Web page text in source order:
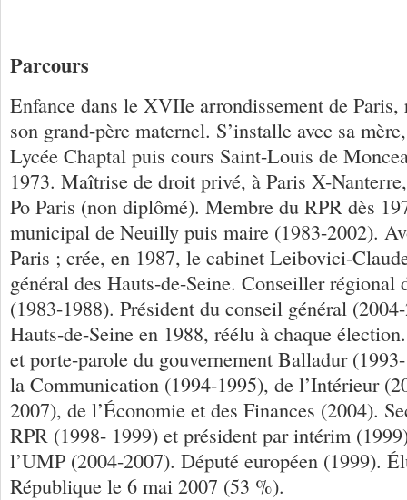
Parcours
Enfance dans le XVIIe arrondissement de Paris,
son grand-père maternel. S’installe avec sa
Lycée Chaptal puis cours Saint-Louis de
1973. Maîtrise de droit privé, à Paris X-
Po Paris (non diplômé). Membre du RPR dès
municipal de Neuilly puis maire (1983-2002).
Paris ; crée, en 1987, le cabinet Leibovici-
général des Hauts-de-Seine. Conseiller régional
(1983-1988). Président du conseil général
Hauts-de-Seine en 1988, réélu à chaque
et porte-parole du gouvernement Balladur
la Communication (1994-1995), de l’Intérieur
2007), de l’Économie et des Finances (2004).
RPR (1998- 1999) et président par intérim
l’UMP (2004-2007). Député européen (1999).
République le 6 mai 2007 (53 %).